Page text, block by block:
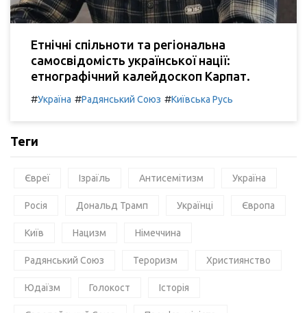
Етнічні спільноти та регіональна
самосвідомість української нації:
етнографічний калейдоскоп Карпат.
#Україна #Радянський Союз #Київська Русь
Теги
Євреї Ізраїль Антисемітизм Україна
Росія Дональд Трамп Українці Європа
Київ Нацизм Німеччина
Радянський Союз Тероризм Християнство
Юдаїзм Голокост Історія